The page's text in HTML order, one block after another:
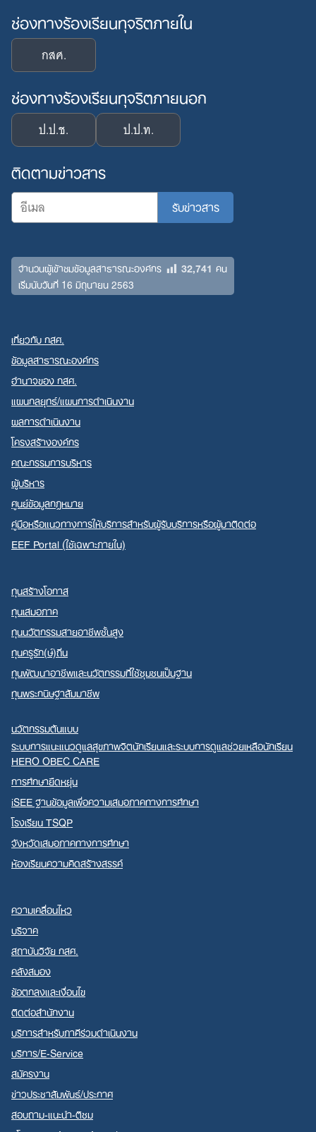
ช่องทางร้องเรียนทุจริตภายใน
กสศ.
ช่องทางร้องเรียนทุจริตภายนอก
ป.ป.ช. ป.ป.ท.
ติดตามข่าวสาร
จำนวนผู้เข้าชมข้อมูลสาธารณะองค์กร 32,741 คน
เริ่มนับวันที่ 16 มิถุนายน 2563
เกี่ยวกับ กสศ.
ข้อมูลสาธารณะองค์กร
อำนาจของ กสศ.
แผนกลยุทธ์/แผนการดำเนินงาน
ผลการดำเนินงาน
โครงสร้างองค์กร
คณะกรรมการบริหาร
ผู้บริหาร
ศูนย์ข้อมูลกฎหมาย
คู่มือหรือแนวทางการให้บริการสำหรับผู้รับบริการหรือผู้มาติดต่อ
EEF Portal (ใช้เฉพาะภายใน)
ทุนสร้างโอกาส
ทุนเสมอภาค
ทุนนวัตกรรมสายอาชีพชั้นสูง
ทุนครูรัก(ษ์)ถิ่น
ทุนพัฒนาอาชีพและนวัตกรรมที่ใช้ชุมชนเป็นฐาน
ทุนพระกนิษฐาสัมมาชีพ
นวัตกรรมต้นแบบ
ระบบการแนะแนวดูแลสุขภาพจิตนักเรียนและระบบการดูแลช่วยเหลือนักเรียน
HERO OBEC CARE
การศึกษายืดหยุ่น
iSEE ฐานข้อมูลเพื่อความเสมอภาคทางการศึกษา
โรงเรียน TSQP
จังหวัดเสมอภาคทางการศึกษา
ห้องเรียนความคิดสร้างสรรค์
ความเคลื่อนไหว
บริจาค
สถาบันวิจัย กสศ.
คลังสมอง
ข้อตกลงและเงื่อนไข
ติดต่อสำนักงาน
บริการสำหรับภาคีร่วมดำเนินงาน
บริการ/E-Service
สมัครงาน
ข่าวประชาสัมพันธ์/ประกาศ
สอบถาม-แนะนำ-ติชม